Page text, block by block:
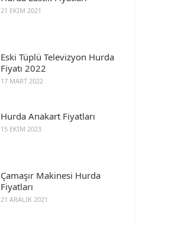
21 EKIM 2021
Eski Tüplü Televizyon Hurda
Fiyatı 2022
17 MART 2022
Hurda Anakart Fiyatları
15 EKIM 2023
Çamaşır Makinesi Hurda
Fiyatları
21 ARALIK 2021